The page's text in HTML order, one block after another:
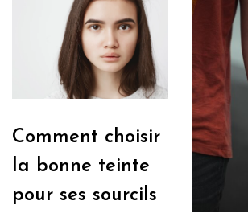
Comment choisir
la bonne teinte
pour ses sourcils